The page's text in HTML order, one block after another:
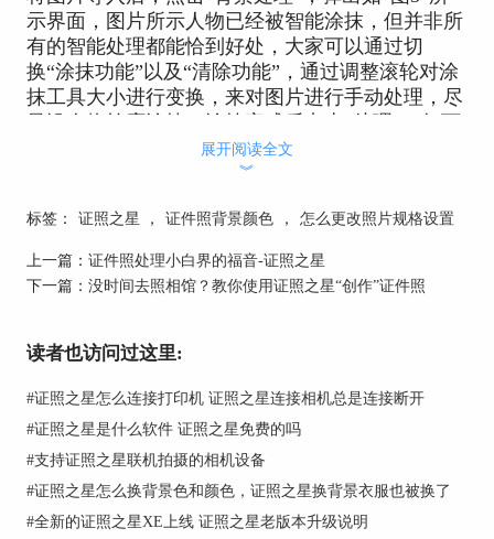
示界面，图片所示人物已经被智能涂抹，但并非所
有的智能处理都能恰到好处，大家可以通过切
换“涂抹功能”以及“清除功能”，通过调整滚轮对涂
抹工具大小进行变换，来对图片进行手动处理，尽
量沿人物轮廓涂抹，涂抹完成后点击“处理”，如下
图2：背景处理
展开阅读全文
︾
标签： 证照之星 ， 证件照背景颜色 ， 怎么更改照片规格设置
上一篇： 证件照处理小白界的福音-证照之星
下一篇： 没时间去照相馆？教你使用证照之星“创作”证件照
读者也访问过这里:
#证照之星怎么连接打印机 证照之星连接相机总是连接断开
#证照之星是什么软件 证照之星免费的吗
#支持证照之星联机拍摄的相机设备
#证照之星怎么换背景色和颜色，证照之星换背景衣服也被换了
#全新的证照之星XE上线 证照之星老版本升级说明